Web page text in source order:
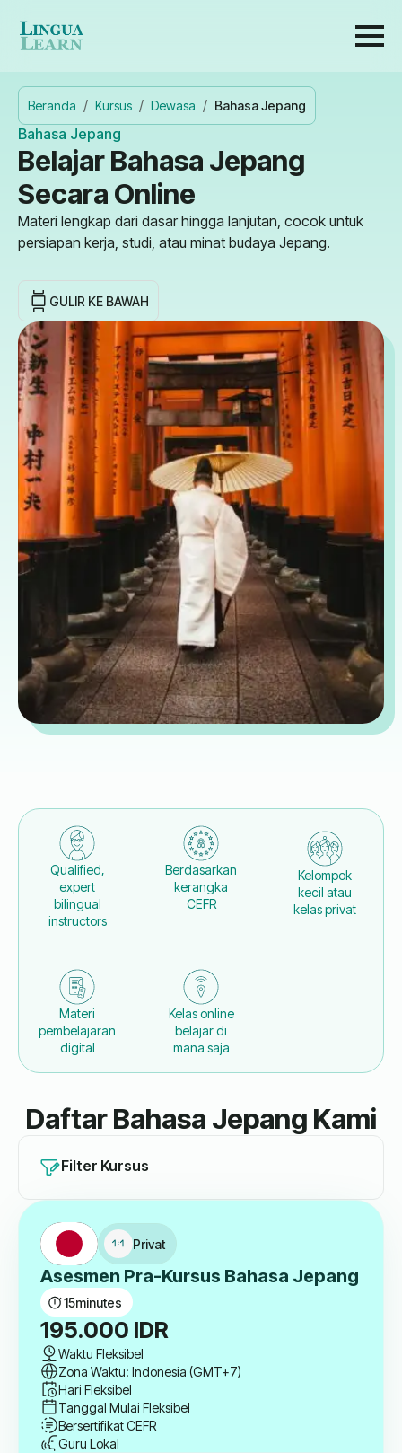
Beranda Kursus Dewasa Bahasa Jepang
Bahasa Jepang
Belajar Bahasa Jepang
Secara Online
Materi lengkap dari dasar hingga lanjutan, cocok untuk
persiapan kerja, studi, atau minat budaya Jepang.
GULIR KE BAWAH
Daftar Bahasa Jepang Kami
Qualified,
expert
bilingual
instructors
Berdasarkan
kerangka
CEFR
Kelompok
kecil atau
kelas privat
Materi
pembelajaran
digital
Kelas online
belajar di
mana saja
Filter Kursus
Privat
Asesmen Pra-Kursus Bahasa Jepang
15minutes
195.000 IDR
Waktu Fleksibel
Zona Waktu: Indonesia (GMT+7)
Hari Fleksibel
Tanggal Mulai Fleksibel
Bersertifikat CEFR
Guru Lokal